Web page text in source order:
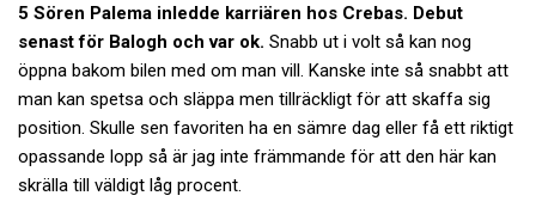
5 Sören Palema inledde karriären hos Crebas. Debut
senast för Balogh och var ok. Snabb ut i volt så kan nog
öppna bakom bilen med om man vill. Kanske inte så snabbt att
man kan spetsa och släppa men tillräckligt för att skaffa sig
position. Skulle sen favoriten ha en sämre dag eller få ett riktigt
opassande lopp så är jag inte främmande för att den här kan
skrälla till väldigt låg procent.